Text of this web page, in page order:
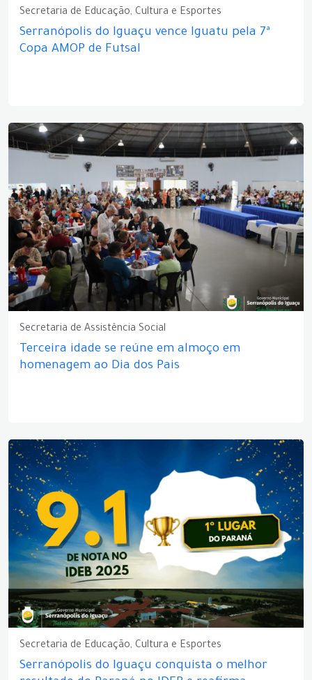
Secretaria de Educação, Cultura e Esportes
Serranópolis do Iguaçu vence Iguatu pela 7ª
Copa AMOP de Futsal
Secretaria de Assistência Social
Terceira idade se reúne em almoço em
homenagem ao Dia dos Pais
Secretaria de Educação, Cultura e Esportes
Serranópolis do Iguaçu conquista o melhor